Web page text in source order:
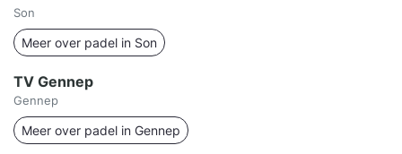
Son
Meer over padel in Son
TV Gennep
Gennep
Meer over padel in Gennep